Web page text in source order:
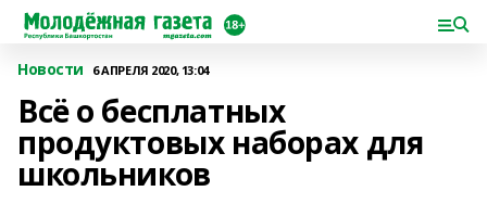
Новости 6 АПРЕЛЯ 2020, 13:04
Всё о бесплатных
продуктовых наборах для
школьников